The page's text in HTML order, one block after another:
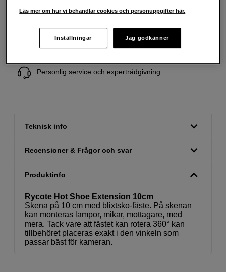
Fri frakt vid köp över 1 500 kronor
Köp nu och betala inom 30 dagar
Personlig service och expertrådgivning
Teknisk info
Recensioner & Frågor och svar
Produktinfo
Rycote Hot Shoe Extension 10cm
Skena på 10 cm med blixtsko-fäste. På skenan
kan monteras lampor, mikar, mottagare, med
mera. Tack vare att fästet kan rotera 360° kan
tillbehöret placeras exakt i den vinkeln som
passar bäst för kameran.
Läs mer om hur vi behandlar cookies och personuppgifter här.
Inställningar Jag godkänner